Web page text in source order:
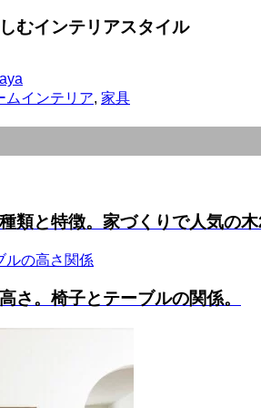
むインテリアスタイル
ムインテリア, 家具
類と特徴。家づくりで人気の
さ。椅子とテーブルの関係。